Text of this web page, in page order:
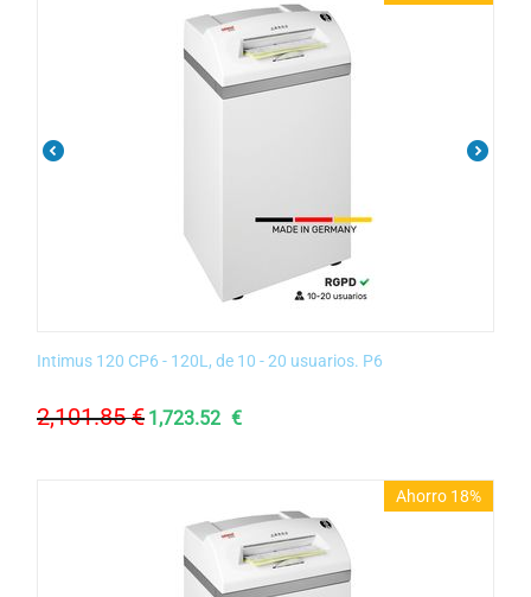
Intimus 120 CP6 - 120L, de 10 - 20 usuarios. P6
2,101.85 € 1,723.52 €
Ahorro 18%